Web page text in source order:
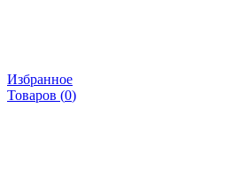
Избранное
Товаров (0)